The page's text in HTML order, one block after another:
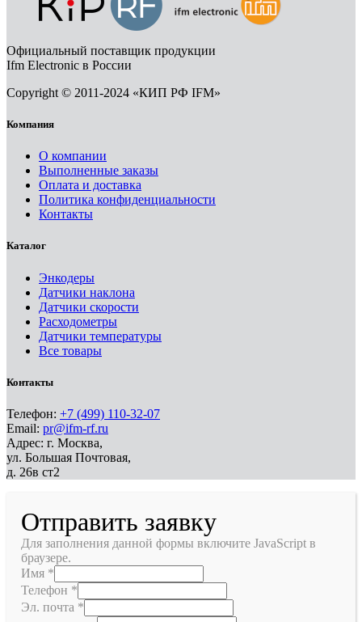
Официальный поставщик продукции
Ifm Electronic в России
Copyright © 2011-2024 «КИП РФ IFM»
Компания
О компании
Выполненные заказы
Оплата и доставка
Политика конфиденциальности
Контакты
Каталог
Энкодеры
Датчики наклона
Датчики скорости
Расходометры
Датчики температуры
Все товары
Контакты
Телефон: +7 (499) 110-32-07
Email: pr@ifm-rf.ru
Адрес: г. Москва,
ул. Большая Почтовая,
д. 26в ст2
Отправить заявку
Для заполнения данной формы включите JavaScript в
браузере.
Имя *
Телефон *
Эл. почта *